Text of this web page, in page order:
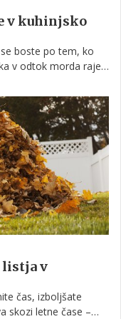
v kuhinjsko
boste po tem, ko
v odtok morda raje
listja v
čas, izboljšate
skozi letne čase –